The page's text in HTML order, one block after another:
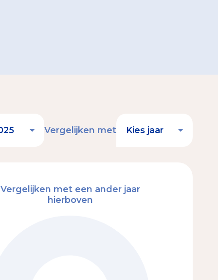
Vergelijken met
Vergelijken met een ander jaar
hierboven